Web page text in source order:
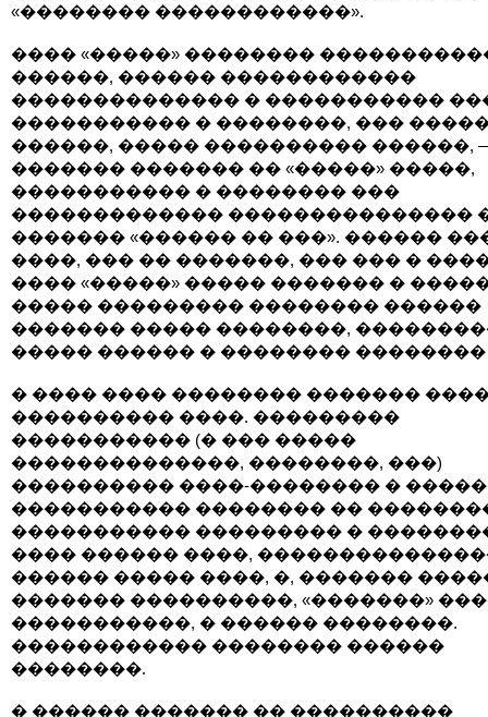
«�������� ������������».
���� «�����» ��������
������, ������ ������������
�������������� � �����������
����������� � ��������, ���
������, ����� ���������� ������,
������� ������� �� «�����» �����,
����������� � �������� ���
������������� ���������������
������� «������ �� ���». ������
����, ��� �� �������, ��� ��� �
���� «�����» ����� ������� �
����� ��������� �������� ������
������� ����� ��������,
����� ������ � �������� ��������
� ���� ���� �������� �������
���������� ����. ���������
����������� (� ��� �����
��������������, ��������, ���)
���������� ����-�������� �
����������� �������� ��
����������� ��������� �
���� ������ ����,
������ ����� ����, �, �������
������� ����������, «�������»
�����������, � ������ ��������.
������������ �������� ������
��������.
� ������ ������� �� ����������